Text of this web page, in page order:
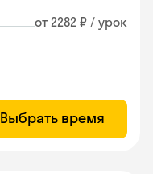
от 2282 ₽ / урок
Выбрать время